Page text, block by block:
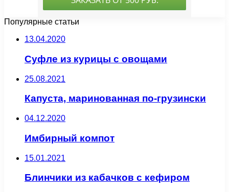
Популярные статьи
13.04.2020
Суфле из курицы с овощами
25.08.2021
Капуста, маринованная по-грузински
04.12.2020
Имбирный компот
15.01.2021
Блинчики из кабачков с кефиром